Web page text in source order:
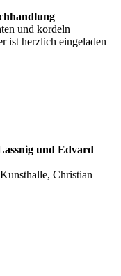
und kordeln
ist herzlich eingeladen
und Edvard
Christian